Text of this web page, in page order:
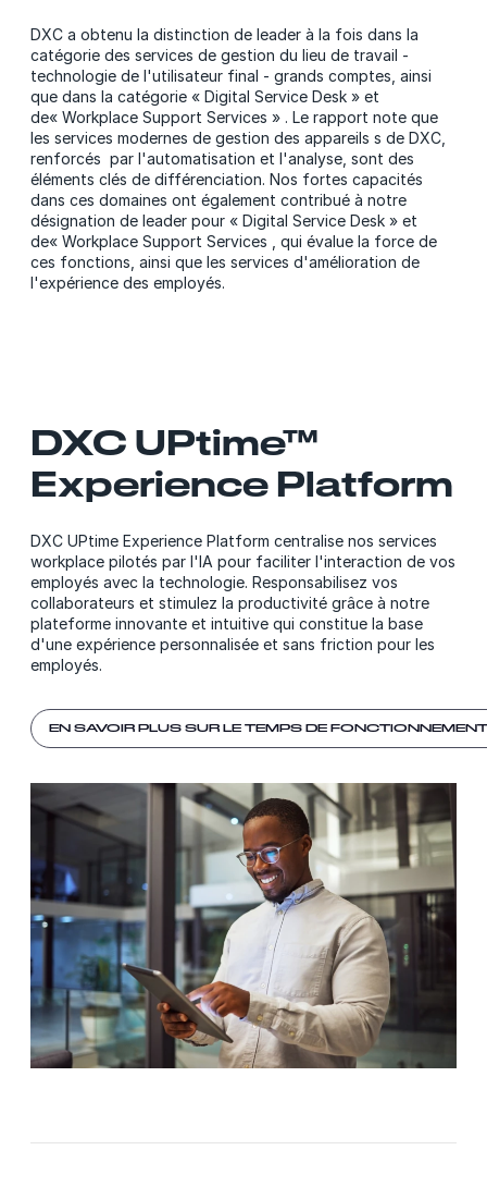
DXC a obtenu la distinction de leader à la fois dans la
catégorie des services de gestion du lieu de travail -
technologie de l'utilisateur final - grands comptes, ainsi
que dans la catégorie « Digital Service Desk » et
de« Workplace Support Services » . Le rapport note que
les services modernes de gestion des appareils s de DXC,
renforcés par l'automatisation et l'analyse, sont des
éléments clés de différenciation. Nos fortes capacités
dans ces domaines ont également contribué à notre
désignation de leader pour « Digital Service Desk » et
de« Workplace Support Services , qui évalue la force de
ces fonctions, ainsi que les services d'amélioration de
l'expérience des employés.
DXC UPtime™
Experience Platform
DXC UPtime Experience Platform centralise nos services
workplace pilotés par l'IA pour faciliter l'interaction de vos
employés avec la technologie. Responsabilisez vos
collaborateurs et stimulez la productivité grâce à notre
plateforme innovante et intuitive qui constitue la base
d'une expérience personnalisée et sans friction pour les
employés.
EN SAVOIR PLUS SUR LE TEMPS DE